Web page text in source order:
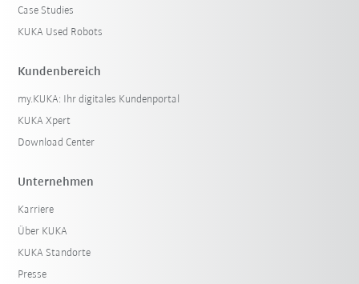
Case Studies
KUKA Used Robots
Kundenbereich
my.KUKA: Ihr digitales Kundenportal
KUKA Xpert
Download Center
Unternehmen
Karriere
Über KUKA
KUKA Standorte
Presse